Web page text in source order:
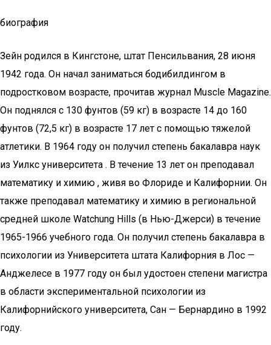
биография
Зейн родился в Кингстоне, штат Пенсильвания, 28 июня
1942 года. Он начал заниматься бодибилдингом в
подростковом возрасте, прочитав журнал Muscle Magazine.
Он поднялся с 130 фунтов (59 кг) в возрасте 14 до 160
фунтов (72,5 кг) в возрасте 17 лет с помощью тяжелой
атлетики. В 1964 году он получил степень бакалавра наук
из Уилкс университета . В течение 13 лет он преподавал
математику и химию , живя во Флориде и Калифорнии. Он
также преподавал математику и химию в региональной
средней школе Watchung Hills (в Нью-Джерси) в течение
1965-1966 учебного года. Он получил степень бакалавра в
психологии из Университета штата Калифорния в Лос —
Анджелесе в 1977 году он был удостоен степени магистра
в области экспериментальной психологии из
Калифорнийского университета, Сан — Бернардино в 1992
году.